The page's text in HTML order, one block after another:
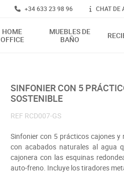
+34 633 23 98 96 CHAT DE
HOME
OFFICE
MUEBLES DE
BAÑO
SINFONIER CON 5 PRÁCTICOS CAJONES FABRICADO EN MADERA
SOSTENIBLE
REF RCD007-GS
Sinfonier con 5 prácticos cajones
con acabados naturales al agua
cajonera con las esquinas
auto-freno. Incluye los tiradores